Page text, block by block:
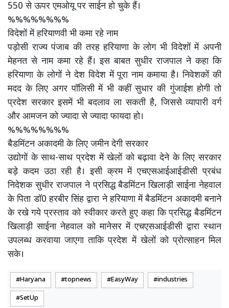
550 से ऊपर एमओयू पर साईन हो चुके हैं।
%%%%%%%%
विदेशों में हरियाणवी भी कमा रहे नाम
पड़ोसी राज्य पंजाब की तरह हरियाणा के लोग भी विदेशों में अपनी
मेहनत से नाम कमा रहे हैं। इस बाबत सुधीर राजपाल ने कहा कि
हरियाणा के लोगों ने देश विदेश में पूरा नाम कमाया है। निवेशकों की
मदद के लिए अगर पॉलिसी में भी कहीं सुधार की गुंजाईश होगी तो
प्रदेश सरकार इसमें भी बदलाव ला सकती है, जिससे व्यापारी वर्ग
और आमजन को ज्यादा से ज्यादा फायदा हो।
%%%%%%%%
बैडमिंटन अकादमी के लिए जमीन देगी सरकार
उद्योगों के साथ-साथ प्रदेश में खेलों को बढ़ावा देने के लिए सरकार
बड़े कदम उठा रही है। इसी क्रम में एचएसआईआईडीसी प्रबंध
निदेशक सुधीर राजपाल ने प्रसिद्ध बैडमिंटन खिलाड़ी साईना नेहवाल
के पिता डॉ0 हरबीर सिंह द्वारा ने हरियाणा में बैडमिंटन अकादमी बनाने
के रखे गये प्रस्ताव को स्वीकार करते हुए कहा कि प्रसिद्ध बैडमिंटन
खिलाड़ी साईना नेहवाल को मानेसर में एचएसआईडीसी द्वारा स्थान
उपलब्ध करवाया जाएगा ताकि प्रदेश में खेलों को प्रोत्साहन मिल
सके।
Haryana topnews EasyWay industries
SetUp